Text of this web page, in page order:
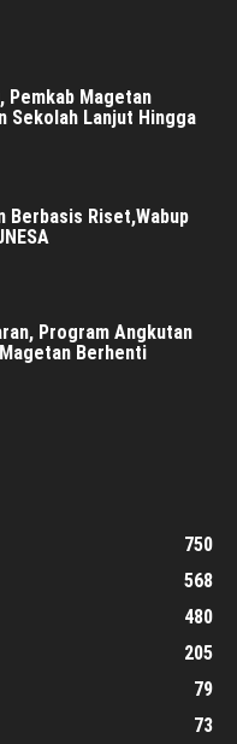
Pemkab Magetan
Sekolah Lanjut Hingga
Berbasis Riset,Wabup
Program Angkutan
Berhenti
750
568
480
205
79
73